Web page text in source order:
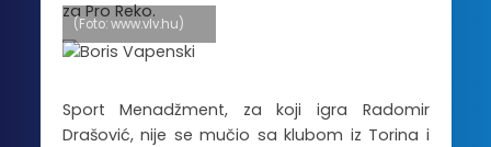
za Pro Reko.
(Foto: www.vlv.hu)
Sport Menadžment, za koji igra Radomir
Drašović, nije se mučio sa klubom iz Torina i